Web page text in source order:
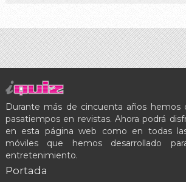
Durante más de cincuenta años hemos
pasatiempos en revistas. Ahora podrá
en esta página web como en todas
móviles que hemos desarrollado
entretenimiento.
Portada